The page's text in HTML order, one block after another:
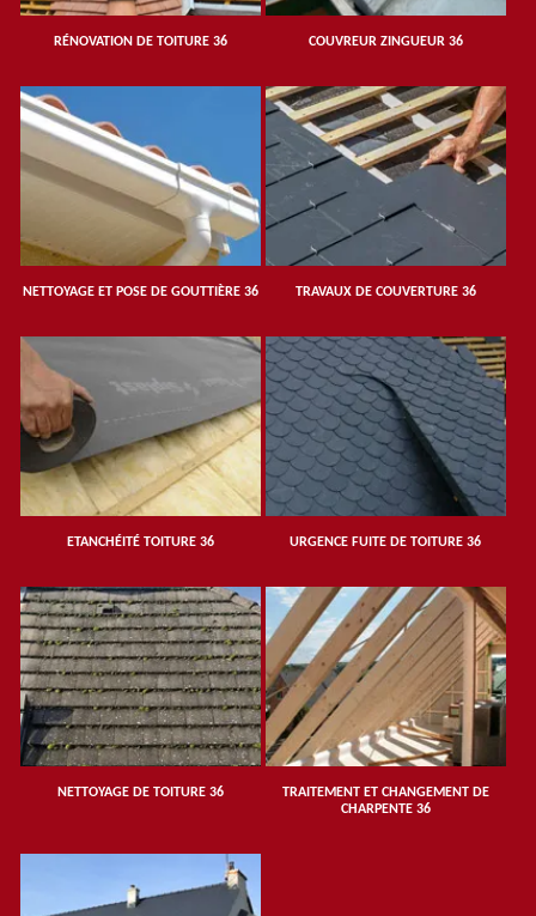
RÉNOVATION DE TOITURE 36 COUVREUR ZINGUEUR 36
NETTOYAGE ET POSE DE GOUTTIÈRE 36 TRAVAUX DE COUVERTURE 36
ETANCHÉITÉ TOITURE 36 URGENCE FUITE DE TOITURE 36
NETTOYAGE DE TOITURE 36
TRAITEMENT ET CHANGEMENT DE
CHARPENTE 36